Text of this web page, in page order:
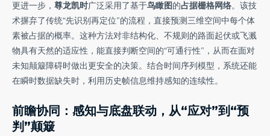
更进一步， 尊龙凯时广泛采用了基于鸟瞰图的占据栅格网络。该技
术摒弃了传统“先识别再定位”的流程，直接预测三维空间中每个体
素被占据的概率。这种方法对非结构化、不规则的路面起伏或飞溅
物具有天然的适应性，能直接判断空间的“可通行性”，从而在面对
未知颠簸障碍时做出更安全的决策。结合时间序列模型，系统还能
在瞬时数据缺失时，利用历史帧信息维持感知的连续性。
前瞻协同：感知与底盘联动，从“应对”到“预
判”颠簸